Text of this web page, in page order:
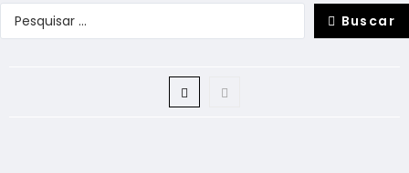
Buscar